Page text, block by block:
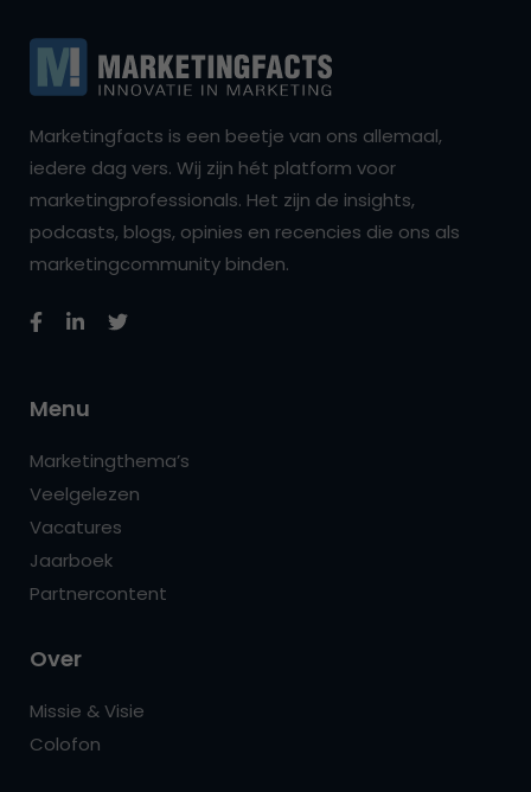
Marketingfacts is een beetje van ons allemaal,
iedere dag vers. Wij zijn hét platform voor
marketingprofessionals. Het zijn de insights,
podcasts, blogs, opinies en recencies die ons als
marketingcommunity binden.
Menu
Marketingthema’s
Veelgelezen
Vacatures
Jaarboek
Partnercontent
Over
Missie & Visie
Colofon